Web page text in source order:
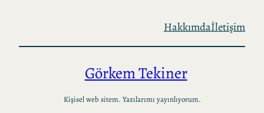
Hakkımdaİletişim
Görkem Tekiner
Kişisel web sitem. Yazılarımı yayınlıyorum.